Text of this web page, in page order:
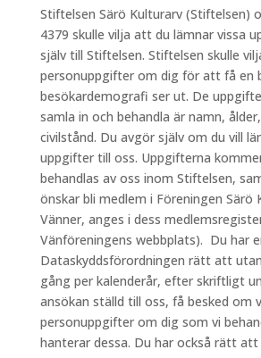
Stiftelsen Särö Kulturarv (Stiftelsen)
4379 skulle vilja att du lämnar vissa
själv till Stiftelsen. Stiftelsen skulle
personuppgifter om dig för att få en
besökardemografi ser ut. De
samla in och behandla är namn,
civilstånd. Du avgör själv om du vill
uppgifter till oss. Uppgifterna
behandlas av oss inom Stiftelsen,
önskar bli medlem i Föreningen Särö
Vänner, anges i dess
Vänföreningens webbplats). Du har
Dataskyddsförordningen rätt att
gång per kalenderår, efter skriftligt
ansökan ställd till oss, få besked om
personuppgifter om dig som vi
hanterar dessa. Du har också rätt